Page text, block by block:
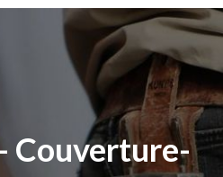
Couverture-